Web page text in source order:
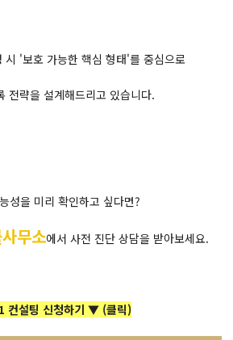
시 '보호 가능한 핵심 형태'를 중심으로
전략을 설계해드리고 있습니다.
성을 미리 확인하고 싶다면?
무소에서 사전 진단 상담을 받아보세요.
설팅 신청하기 ▼ (클릭)